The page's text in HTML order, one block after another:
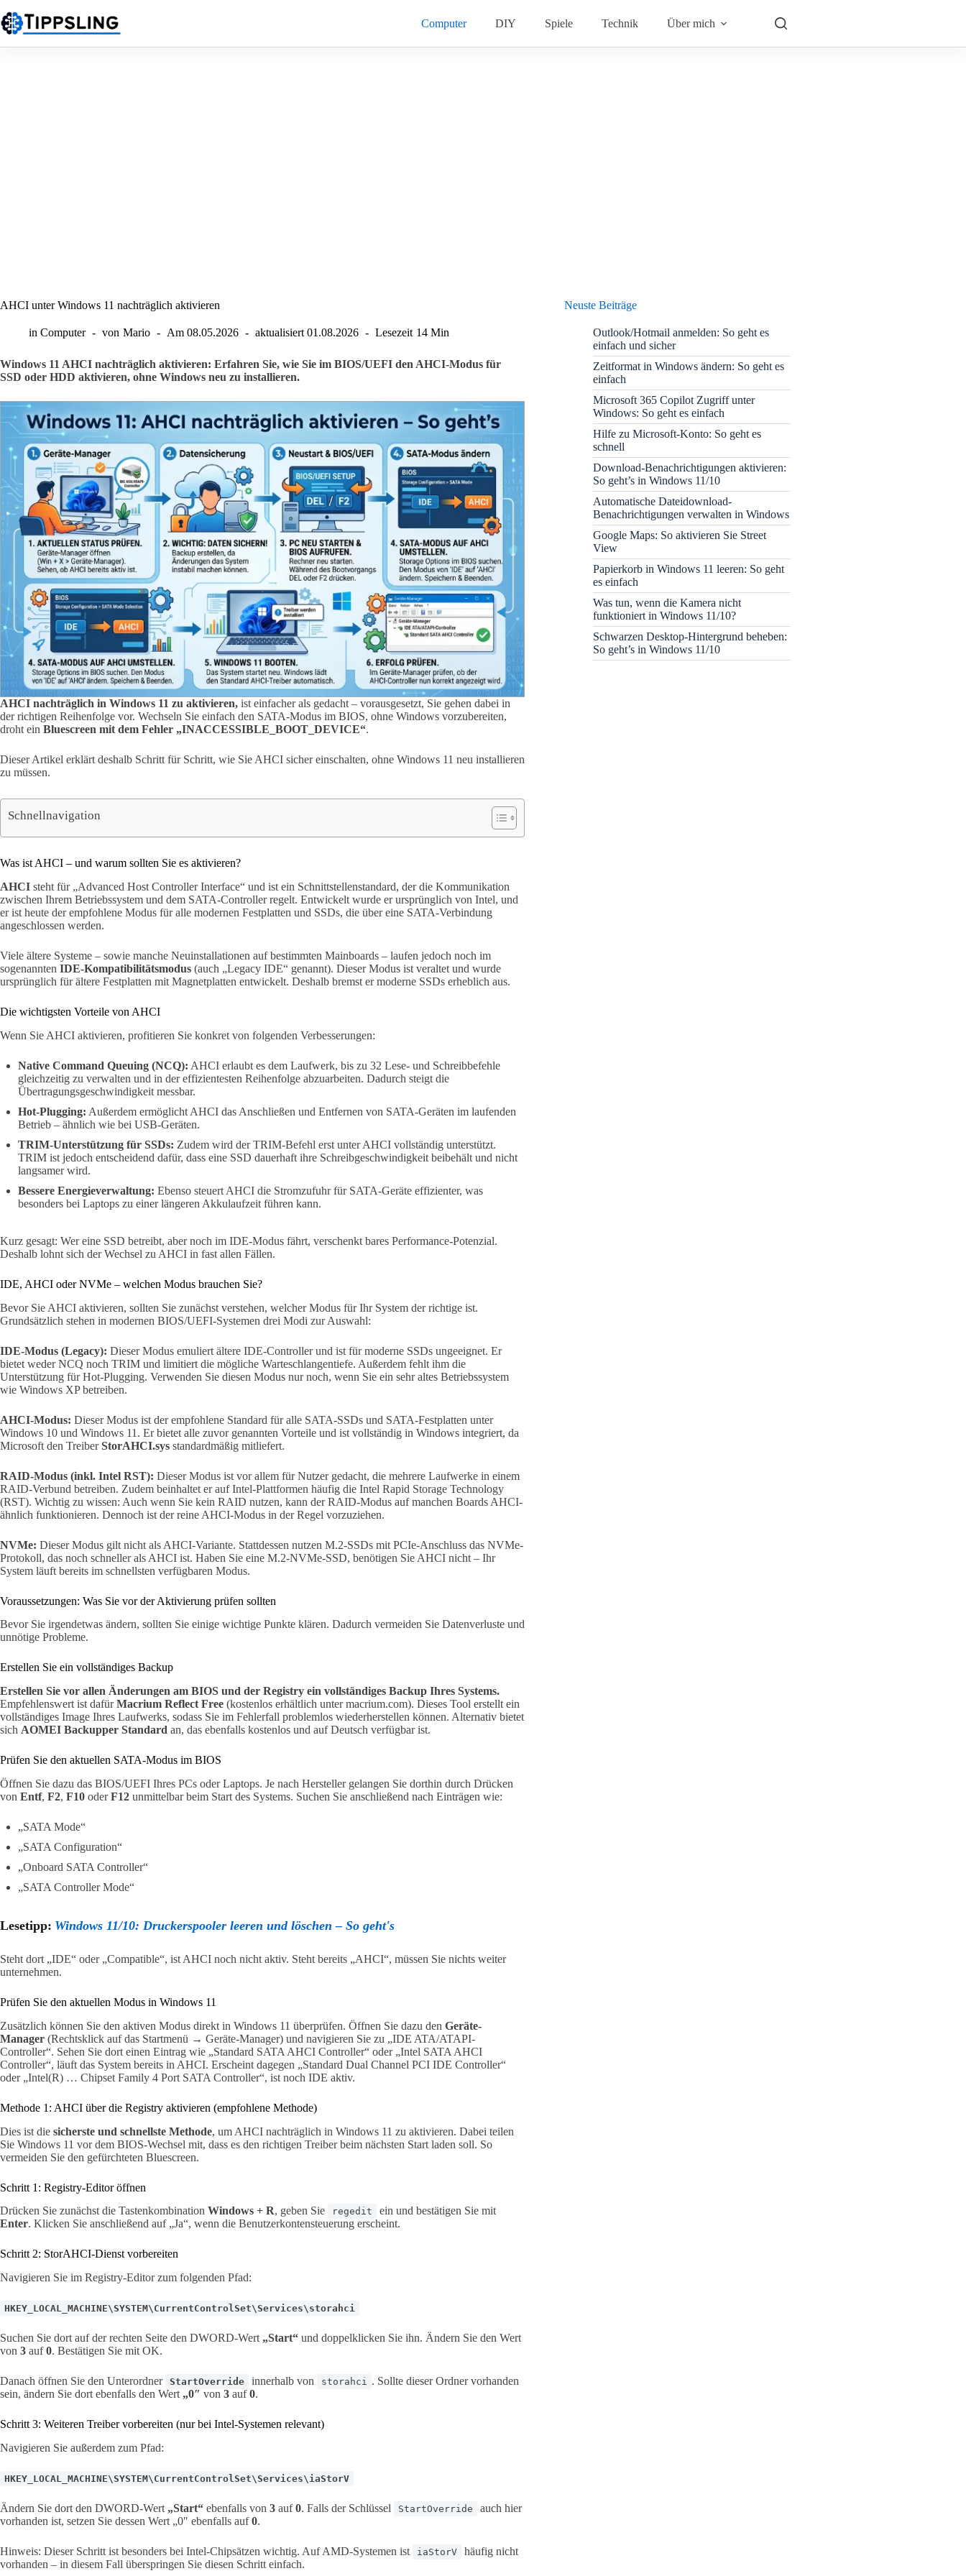
Inhalt
springen
Computer DIY Spiele Technik Über mich
AHCI unter Windows 11 nachträglich aktivieren
in Computer von Mario Am 08.05.2026 aktualisiert 01.08.2026 Lesezeit 14 Min
Windows 11 AHCI nachträglich aktivieren: Erfahren Sie, wie Sie im BIOS/UEFI den AHCI-Modus für
SSD oder HDD aktivieren, ohne Windows neu zu installieren.
AHCI nachträglich in Windows 11 zu aktivieren, ist einfacher als gedacht – vorausgesetzt, Sie gehen dabei in
der richtigen Reihenfolge vor. Wechseln Sie einfach den SATA-Modus im BIOS, ohne Windows vorzubereiten,
droht ein Bluescreen mit dem Fehler „INACCESSIBLE_BOOT_DEVICE“.
Dieser Artikel erklärt deshalb Schritt für Schritt, wie Sie AHCI sicher einschalten, ohne Windows 11 neu installieren
zu müssen.
Schnellnavigation
Was ist AHCI – und warum sollten Sie es aktivieren?
AHCI steht für „Advanced Host Controller Interface“ und ist ein Schnittstellenstandard, der die Kommunikation
zwischen Ihrem Betriebssystem und dem SATA-Controller regelt. Entwickelt wurde er ursprünglich von Intel, und
er ist heute der empfohlene Modus für alle modernen Festplatten und SSDs, die über eine SATA-Verbindung
angeschlossen werden.
Viele ältere Systeme – sowie manche Neuinstallationen auf bestimmten Mainboards – laufen jedoch noch im
sogenannten IDE-Kompatibilitätsmodus (auch „Legacy IDE“ genannt). Dieser Modus ist veraltet und wurde
ursprünglich für ältere Festplatten mit Magnetplatten entwickelt. Deshalb bremst er moderne SSDs erheblich aus.
Die wichtigsten Vorteile von AHCI
Wenn Sie AHCI aktivieren, profitieren Sie konkret von folgenden Verbesserungen:
Native Command Queuing (NCQ): AHCI erlaubt es dem Laufwerk, bis zu 32 Lese- und Schreibbefehle
gleichzeitig zu verwalten und in der effizientesten Reihenfolge abzuarbeiten. Dadurch steigt die
Übertragungsgeschwindigkeit messbar.
Hot-Plugging: Außerdem ermöglicht AHCI das Anschließen und Entfernen von SATA-Geräten im laufenden
Betrieb – ähnlich wie bei USB-Geräten.
TRIM-Unterstützung für SSDs: Zudem wird der TRIM-Befehl erst unter AHCI vollständig unterstützt.
TRIM ist jedoch entscheidend dafür, dass eine SSD dauerhaft ihre Schreibgeschwindigkeit beibehält und nicht
langsamer wird.
Bessere Energieverwaltung: Ebenso steuert AHCI die Stromzufuhr für SATA-Geräte effizienter, was
besonders bei Laptops zu einer längeren Akkulaufzeit führen kann.
Kurz gesagt: Wer eine SSD betreibt, aber noch im IDE-Modus fährt, verschenkt bares Performance-Potenzial.
Deshalb lohnt sich der Wechsel zu AHCI in fast allen Fällen.
IDE, AHCI oder NVMe – welchen Modus brauchen Sie?
Bevor Sie AHCI aktivieren, sollten Sie zunächst verstehen, welcher Modus für Ihr System der richtige ist.
Grundsätzlich stehen in modernen BIOS/UEFI-Systemen drei Modi zur Auswahl:
IDE-Modus (Legacy): Dieser Modus emuliert ältere IDE-Controller und ist für moderne SSDs ungeeignet. Er
bietet weder NCQ noch TRIM und limitiert die mögliche Warteschlangentiefe. Außerdem fehlt ihm die
Unterstützung für Hot-Plugging. Verwenden Sie diesen Modus nur noch, wenn Sie ein sehr altes Betriebssystem
wie Windows XP betreiben.
AHCI-Modus: Dieser Modus ist der empfohlene Standard für alle SATA-SSDs und SATA-Festplatten unter
Windows 10 und Windows 11. Er bietet alle zuvor genannten Vorteile und ist vollständig in Windows integriert, da
Microsoft den TreiberStorAHCI.sys standardmäßig mitliefert.
RAID-Modus (inkl. Intel RST): Dieser Modus ist vor allem für Nutzer gedacht, die mehrere Laufwerke in einem
RAID-Verbund betreiben. Zudem beinhaltet er auf Intel-Plattformen häufig die Intel Rapid Storage Technology
(RST). Wichtig zu wissen: Auch wenn Sie kein RAID nutzen, kann der RAID-Modus auf manchen Boards AHCI-
ähnlich funktionieren. Dennoch ist der reine AHCI-Modus in der Regel vorzuziehen.
NVMe: Dieser Modus gilt nicht als AHCI-Variante. Stattdessen nutzen M.2-SSDs mit PCIe-Anschluss das NVMe-
Protokoll, das noch schneller als AHCI ist. Haben Sie eine M.2-NVMe-SSD, benötigen Sie AHCI nicht – Ihr
System läuft bereits im schnellsten verfügbaren Modus.
Voraussetzungen: Was Sie vor der Aktivierung prüfen sollten
Bevor Sie irgendetwas ändern, sollten Sie einige wichtige Punkte klären. Dadurch vermeiden Sie Datenverluste und
unnötige Probleme.
Erstellen Sie ein vollständiges Backup
Erstellen Sie vor allen Änderungen am BIOS und der Registry ein vollständiges Backup Ihres Systems.
Empfehlenswert ist dafürMacrium Reflect Free (kostenlos erhältlich unter macrium.com). Dieses Tool erstellt ein
vollständiges Image Ihres Laufwerks, sodass Sie im Fehlerfall problemlos wiederherstellen können. Alternativ bietet
sich AOMEI Backupper Standard an, das ebenfalls kostenlos und auf Deutsch verfügbar ist.
Prüfen Sie den aktuellen SATA-Modus im BIOS
Öffnen Sie dazu das BIOS/UEFI Ihres PCs oder Laptops. Je nach Hersteller gelangen Sie dorthin durch Drücken
von Entf, F2, F10 oderF12 unmittelbar beim Start des Systems. Suchen Sie anschließend nach Einträgen wie:
„SATA Mode“
„SATA Configuration“
„Onboard SATA Controller“
„SATA Controller Mode“
Lesetipp: Windows 11/10: Druckerspooler leeren und löschen – So geht's
Steht dort „IDE“ oder „Compatible“, ist AHCI noch nicht aktiv. Steht bereits „AHCI“, müssen Sie nichts weiter
unternehmen.
Prüfen Sie den aktuellen Modus in Windows 11
Zusätzlich können Sie den aktiven Modus direkt in Windows 11 überprüfen. Öffnen Sie dazu den Geräte-
Manager (Rechtsklick auf das Startmenü → Geräte-Manager) und navigieren Sie zu „IDE ATA/ATAPI-
Controller“. Sehen Sie dort einen Eintrag wie „Standard SATA AHCI Controller“ oder „Intel SATA AHCI
Controller“, läuft das System bereits in AHCI. Erscheint dagegen „Standard Dual Channel PCI IDE Controller“
oder „Intel(R) … Chipset Family 4 Port SATA Controller“, ist noch IDE aktiv.
Methode 1: AHCI über die Registry aktivieren (empfohlene Methode)
Dies ist die sicherste und schnellste Methode, um AHCI nachträglich in Windows 11 zu aktivieren. Dabei teilen
Sie Windows 11 vor dem BIOS-Wechsel mit, dass es den richtigen Treiber beim nächsten Start laden soll. So
vermeiden Sie den gefürchteten Bluescreen.
Schritt 1: Registry-Editor öffnen
Drücken Sie zunächst die Tastenkombination Windows + R, geben Sie regedit
ein und bestätigen Sie mit
Enter. Klicken Sie anschließend auf „Ja“, wenn die Benutzerkontensteuerung erscheint.
Schritt 2: StorAHCI-Dienst vorbereiten
Navigieren Sie im Registry-Editor zum folgenden Pfad:
HKEY_LOCAL_MACHINE\SYSTEM\CurrentControlSet\Services\storahci
Suchen Sie dort auf der rechten Seite den DWORD-Wert „Start“ und doppelklicken Sie ihn. Ändern Sie den Wert
von 3 auf0. Bestätigen Sie mit OK.
Danach öffnen Sie den Unterordner StartOverride innerhalb von storahci . Sollte dieser Ordner vorhanden
sein, ändern Sie dort ebenfalls den Wert „0″ von 3 auf0.
Schritt 3: Weiteren Treiber vorbereiten (nur bei Intel-Systemen relevant)
Navigieren Sie außerdem zum Pfad:
HKEY_LOCAL_MACHINE\SYSTEM\CurrentControlSet\Services\iaStorV
Ändern Sie dort den DWORD-Wert „Start“ ebenfalls von 3 auf0. Falls der Schlüssel StartOverride
auch hier
vorhanden ist, setzen Sie dessen Wert „0″ ebenfalls auf0.
Hinweis: Dieser Schritt ist besonders bei Intel-Chipsätzen wichtig. Auf AMD-Systemen ist iaStorV
häufig nicht
vorhanden – in diesem Fall überspringen Sie diesen Schritt einfach.
Neuste Beiträge
Outlook/Hotmail anmelden: So geht es
einfach und sicher
Zeitformat in Windows ändern: So geht es
einfach
Microsoft 365 Copilot Zugriff unter
Windows: So geht es einfach
Hilfe zu Microsoft-Konto: So geht es
schnell
Download-Benachrichtigungen aktivieren:
So geht’s in Windows 11/10
Automatische Dateidownload-
Benachrichtigungen verwalten in Windows
Google Maps: So aktivieren Sie Street
View
Papierkorb in Windows 11 leeren: So geht
es einfach
Was tun, wenn die Kamera nicht
funktioniert in Windows 11/10?
Schwarzen Desktop-Hintergrund beheben:
So geht’s in Windows 11/10